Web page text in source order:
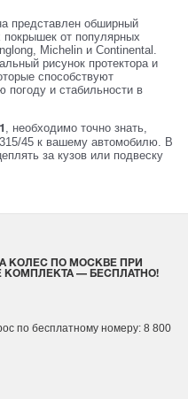
представлен обширный
покрышек от популярных
Michelin и Continental.
рисунок протектора и
способствуют
и стабильности в
, необходимо точно знать,
45 к вашему автомобилю. В
за кузов или подвеску
КОЛЕС ПО МОСКВЕ ПРИ
КОМПЛЕКТА — БЕСПЛАТНО!
по бесплатному номеру: 8 800